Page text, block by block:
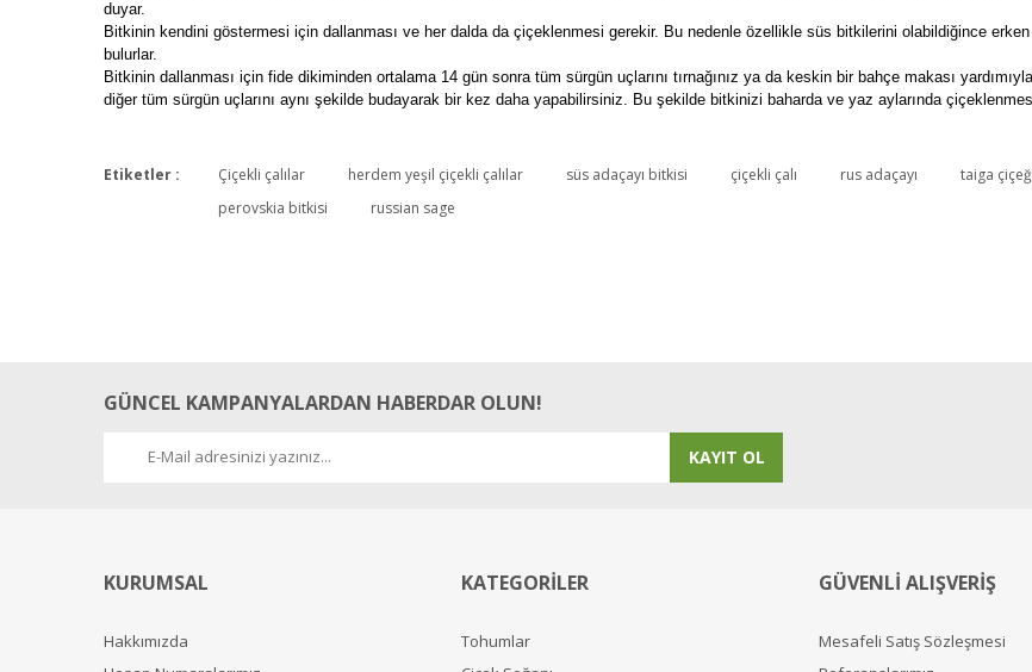
duyar.
Bitkinin kendini göstermesi için dallanması ve her dalda da çiçeklenmesi gerekir. Bu nedenle özellikle süs bitkilerini olabildiğince
bulurlar.
Bitkinin dallanması için fide dikiminden ortalama 14 gün sonra tüm sürgün uçlarını tırnağınız ya da keskin bir bahçe makası
diğer tüm sürgün uçlarını aynı şekilde budayarak bir kez daha yapabilirsiniz. Bu şekilde bitkinizi baharda ve yaz aylarında
Etiketler : Çiçekli çalılar herdem yeşil çiçekli çalılar süs adaçayı bitkisi çiçekli çalı rus adaçayı taiga
perovskia bitkisi
russian sage
GÜNCEL KAMPANYALARDAN HABERDAR OLUN!
KAYIT OL
KURUMSAL
Hakkımızda
KATEGORİLER
Tohumlar
GÜVENLİ ALIŞVERİŞ
Mesafeli Satış Sözleşmesi